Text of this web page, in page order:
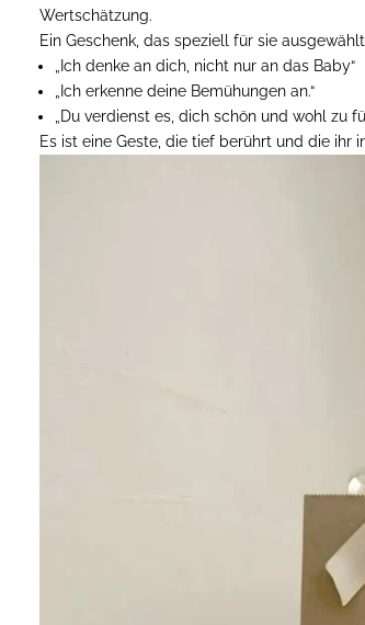
Wertschätzung.
Ein Geschenk, das speziell für sie
„Ich denke an dich, nicht nur an das Baby“
„Ich erkenne deine Bemühungen an.“
„Du verdienst es, dich schön und wohl zu
Es ist eine Geste, die tief berührt und die ihr